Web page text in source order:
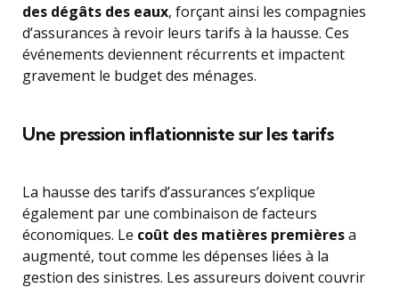
des dégâts des eaux, forçant ainsi les compagnies
d’assurances à revoir leurs tarifs à la hausse. Ces
événements deviennent récurrents et impactent
gravement le budget des ménages.
Une pression inflationniste sur les tarifs
La hausse des tarifs d’assurances s’explique
également par une combinaison de facteurs
économiques. Le coût des matières premièresa
augmenté, tout comme les dépenses liées à la
gestion des sinistres. Les assureurs doivent couvrir